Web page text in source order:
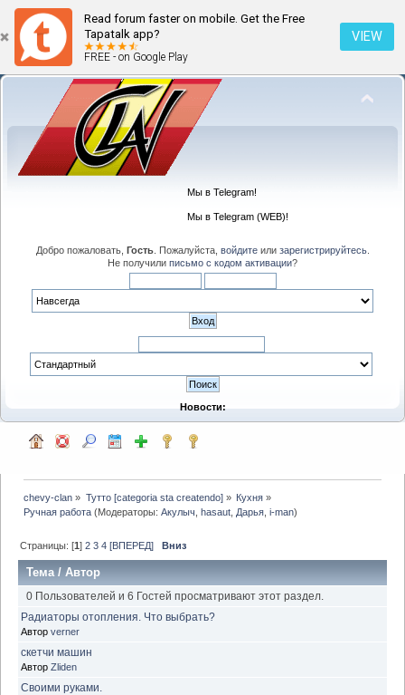
Read forum faster on mobile. Get the Free
Tapatalk app?
FREE - on Google Play
VIEW
Мы в Telegram!
Мы в Telegram (WEB)!
Добро пожаловать, Гость. Пожалуйста, войдитеили зарегистрируйтесь.
Не получили письмо с кодом активации?
Новости:
chevy-clan » Тутто [categoria sta createndo]» Кухня»
Ручная работа (Модераторы:Акулыч ,hasaut Дарья ,i-man)
Страницы: [1]2 3 4 [ВПЕРЕД] Вниз
Тема /Автор
0 Пользователей и 6 Гостей просматривают этот раздел.
Радиаторы отопления. Что выбрать?
Автор verner
скетчи машин
Автор Zliden
Своими руками.